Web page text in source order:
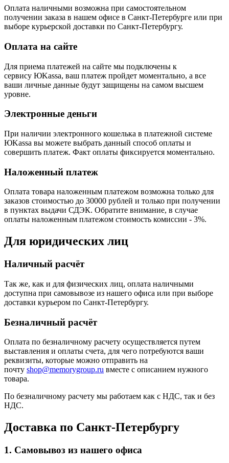
Оплата наличными возможна при самостоятельном
получении заказа в нашем офисе в Санкт-Петербурге или при
выборе курьерской доставки по Санкт-Петербургу.
Оплата на сайте
Для приема платежей на сайте мы подключены к
сервису ЮKassa, ваш платеж пройдет моментально, а все
ваши личные данные будут защищены на самом высшем
уровне.
Электронные деньги
При наличии электронного кошелька в платежной системе
ЮKassa вы можете выбрать данный способ оплаты и
совершить платеж. Факт оплаты фиксируется моментально.
Наложенный платеж
Оплата товара наложенным платежом возможна только для
заказов стоимостью до 30000 рублей и только при получении
в пунктах выдачи СДЭК. Обратите внимание, в случае
оплаты наложенным платежом стоимость комиссии - 3%.
Для юридических лиц
Наличный расчёт
Так же, как и для физических лиц, оплата наличными
доступна при самовывозе из нашего офиса или при выборе
доставки курьером по Санкт-Петербургу.
Безналичный расчёт
Оплата по безналичному расчету осуществляется путем
выставления и оплаты счета, для чего потребуются ваши
реквизиты, которые можно отправить на
почту shop@memorygroup.ru вместе с описанием нужного
товара.
По безналичному расчету мы работаем как с НДС, так и без
НДС.
Доставка по Санкт-Петербургу
1. Самовывоз из нашего офиса